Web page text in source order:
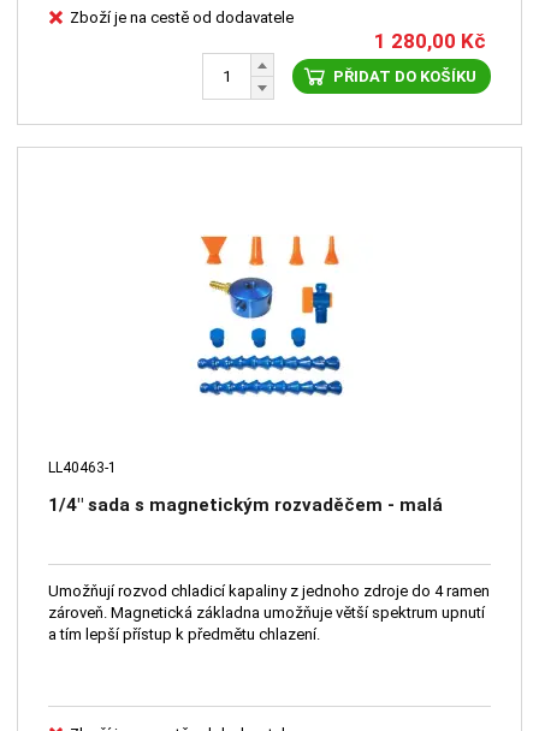
Zboží je na cestě od dodavatele
1 280,00 Kč
PŘIDAT DO KOŠÍKU
LL40463-1
1/4" sada s magnetickým rozvaděčem - malá
Umožňují rozvod chladicí kapaliny z jednoho zdroje do 4 ramen
zároveň. Magnetická základna umožňuje větší spektrum upnutí
a tím lepší přístup k předmětu chlazení.